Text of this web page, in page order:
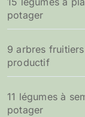
potager
9 arbres
productif
11 légumes à
potager